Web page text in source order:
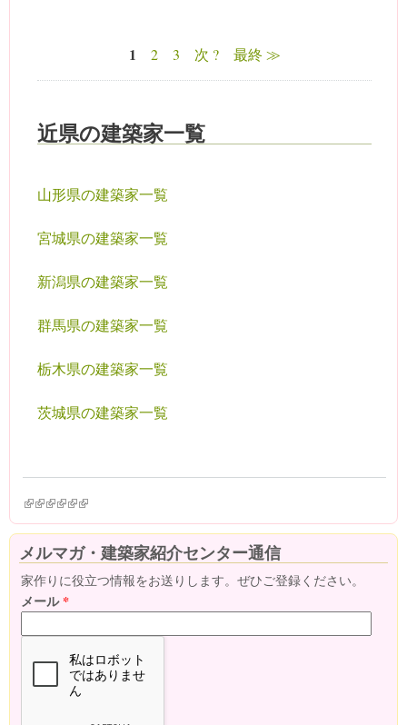
1 2 3 次 ? 最終 ≫
近県の建築家一覧
山形県の建築家一覧
宮城県の建築家一覧
新潟県の建築家一覧
群馬県の建築家一覧
栃木県の建築家一覧
茨城県の建築家一覧
(link is external)
(link is external)
(link is external)
(link is external)
(link is external)
(link is external)
メルマガ・建築家紹介センター通信
家作りに役立つ情報をお送りします。ぜひご登録ください。
メール*